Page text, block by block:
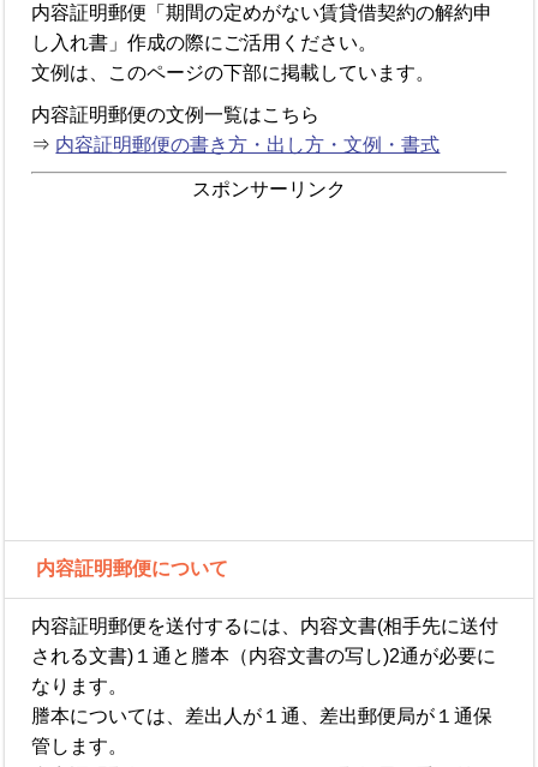
内容証明郵便「期間の定めがない賃貸借契約の解約申
し入れ書」作成の際にご活用ください。
文例は、このページの下部に掲載しています。
内容証明郵便の文例一覧はこちら
⇒ 内容証明郵便の書き方・出し方・文例・書式
スポンサーリンク
内容証明郵便について
内容証明郵便を送付するには、内容文書(相手先に送付
される文書)１通と謄本（内容文書の写し)2通が必要に
なります。
謄本については、差出人が１通、差出郵便局が１通保
管します。